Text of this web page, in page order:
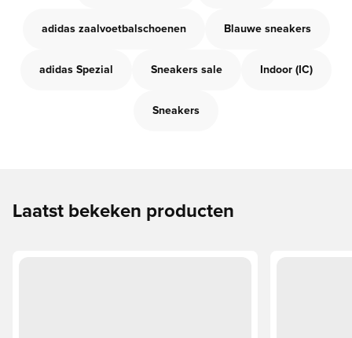
adidas zaalvoetbalschoenen Blauwe sneakers
adidas Spezial Sneakers sale Indoor (IC)
Sneakers
Laatst bekeken producten